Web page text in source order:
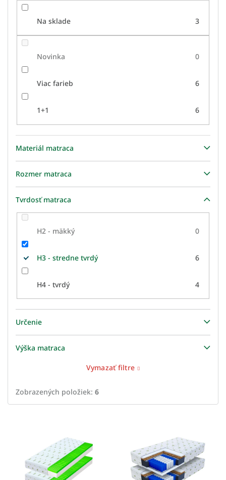
Na sklade 3
Novinka 0
Viac farieb 6
1+1 6
Materiál matraca
Rozmer matraca
Tvrdosť matraca
H2 - mäkký 0
H3 - stredne tvrdý 6
H4 - tvrdý 4
Určenie
Výška matraca
Vymazať filtre
Zobrazených položiek: 6